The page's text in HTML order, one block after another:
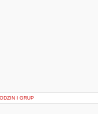
I GRUP